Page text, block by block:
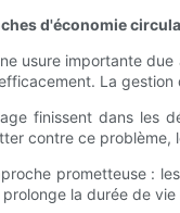
d'économie
usure importante
La
finissent dans les
contre ce
prometteuse :
la durée de